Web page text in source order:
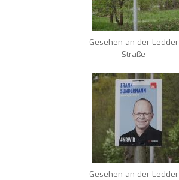
Gesehen an der Ledder
Straße
Gesehen an der Ledder